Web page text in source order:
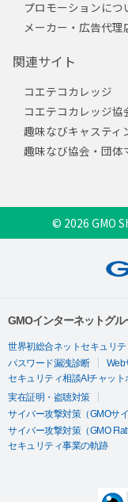
プロモーションにつ
メーカー・広告代理
関連サイト
コエテコカレッジ
コエテコカレッジ協
趣味なびキャスティ
趣味なび協会・団体
© 2026 GMO